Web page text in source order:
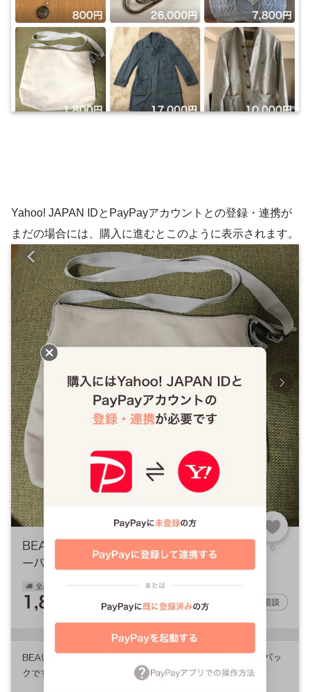
Yahoo! JAPAN IDとPayPayアカウントとの登録・連携が
まだの場合には、購入に進むとこのように表示されます。